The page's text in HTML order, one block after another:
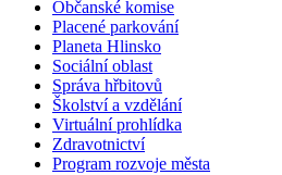
Občanské komise
Placené parkování
Planeta Hlinsko
Sociální oblast
Správa hřbitovů
Školství a vzdělání
Virtuální prohlídka
Zdravotnictví
Program rozvoje města